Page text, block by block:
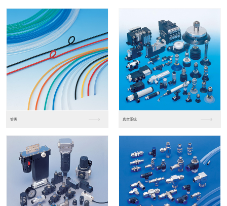
进口松下PLC2 进口松下PLC